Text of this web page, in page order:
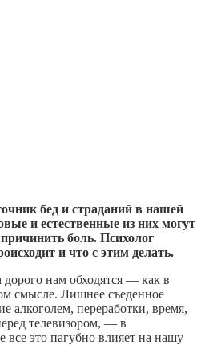
бед и страданий в нашей
и естественные из них могут
боль. Психолог
и что с этим делать.
нам обходятся — как в
смысле. Лишнее съеденное
алкоголем, переработки, время,
телевизором, — в
все это пагубно влияет на нашу